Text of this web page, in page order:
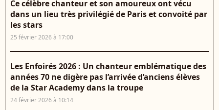
Ce célèbre chanteur et son amoureux ont vécu
dans un lieu très privilégié de Paris et convoité par
les stars
25 février 2026 à 17:00
Les Enfoirés 2026 : Un chanteur emblématique des
années 70 ne digère pas l’arrivée d’anciens élèves
de la Star Academy dans la troupe
24 février 2026 à 10:14